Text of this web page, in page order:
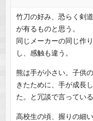
竹刀の好み、恐らく剣
が有るものと思う。
同じメーカーの同じ作
し、感触も違う。
熊は手が小さい。子供
きたために、手が成長
た。と冗談で言ってい
高校生の頃、握りの細